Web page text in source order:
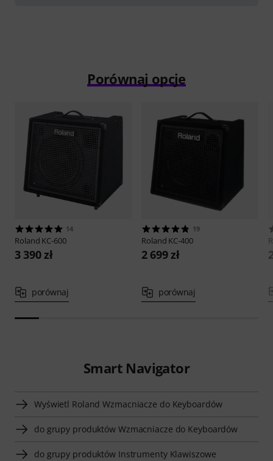
Porównaj opcje
14
Roland KC-600
3 390 zł
porównaj
19
Roland KC-400
2 699 zł
porównaj
Smart Navigator
Wyświetl Roland Wzmacniacze do Keyboardów
do grupy produktów Wzmacniacze do Keyboardów
do grupy produktów Instrumenty Klawiszowe